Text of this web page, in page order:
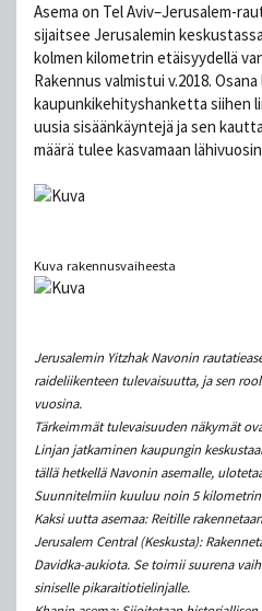
Asema on Tel Aviv–Jerusalem-
sijaitsee Jerusalemin
kolmen kilometrin etäisyydellä
Rakennus valmistui v.2018. Osana
kaupunkikehityshanketta siihen
uusia sisäänkäyntejä ja sen
määrä tulee kasvamaan
Kuva rakennusvaiheesta
Jerusalemin Yitzhak Navonin
raideliikenteen tulevaisuutta, ja sen
vuosina.
Tärkeimmät tulevaisuuden näkymät
Linjan jatkaminen kaupungin
tällä hetkellä Navonin asemalle,
Suunnitelmiin kuuluu noin 5
Kaksi uutta asemaa: Reitille
Jerusalem Central (Keskusta):
Davidka-aukiota. Se toimii suurena
siniselle pikaraitiotielinjalle.